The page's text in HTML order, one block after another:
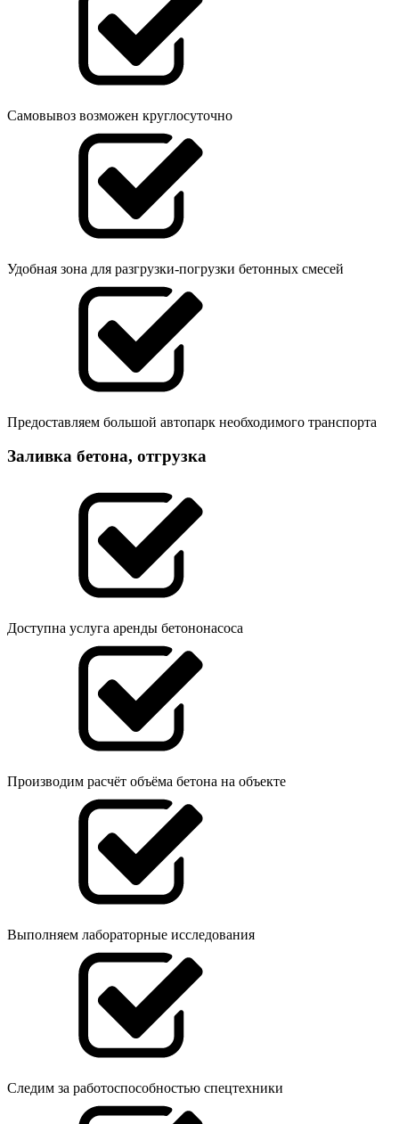
Самовывоз возможен круглосуточно
Удобная зона для разгрузки-погрузки бетонных смесей
Предоставляем большой автопарк необходимого транспорта
Заливка бетона, отгрузка
Доступна услуга аренды бетононасоса
Производим расчёт объёма бетона на объекте
Выполняем лабораторные исследования
Следим за работоспособностью спецтехники